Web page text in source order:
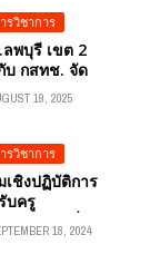
รวิชาการ
พบุรี เขต 2
บ กสทช. จัด
พัฒนาทักษะ
นโลยี AI สำหรับ
รศึก วิทยากร
คุณวุฒิ คือ
ต้นรัก ธวัชชัย
า ที่ปรึกษาคณะ
รมการดิจิทัล
19, 2025
รวิชาการ
เชิงปฏิบัติการ
บครู
ศาสตร์ “เพิ่ม
A! ครูอัจฉริยะ
18, 2024
รค้าระหว่าง
สีดา